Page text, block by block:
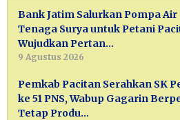
Bank Jatim Salurkan Pompa Air
Tenaga Surya untuk Petani
Wujudkan Pertan…
9 Agustus 2026
Pemkab Pacitan Serahkan SK
ke 51 PNS, Wabup Gagarin
Tetap Produ…